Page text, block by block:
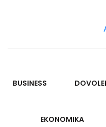
BUSINESS
EKONOMIKA